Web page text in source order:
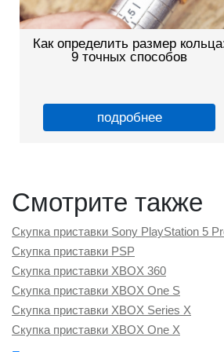
Как определить размер кольца:
подробнее
Смотрите также
Скупка приставки Sony PlayStation 5 Pro
Скупка приставки PSP
Скупка приставки XBOX 360
Скупка приставки XBOX One S
Скупка приставки XBOX Series X